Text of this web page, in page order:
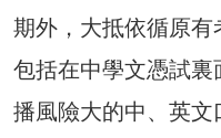
期外，大抵依循原
包括在中學文憑試
播風險大的中、英